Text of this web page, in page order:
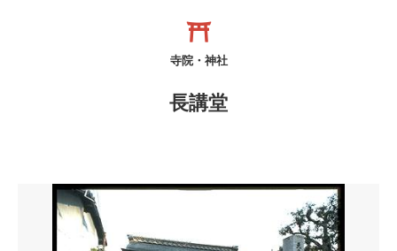
寺院・神社
長講堂